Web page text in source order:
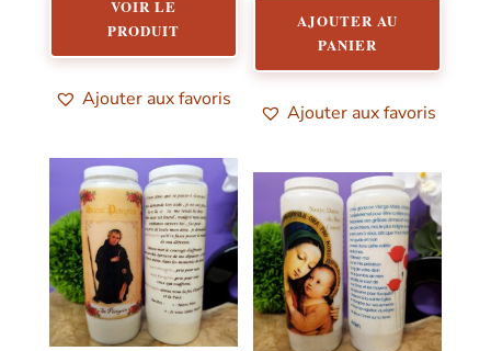
VOIR LE
PRODUIT
Ajouter aux favoris
AJOUTER AU
PANIER
Ajouter aux favoris